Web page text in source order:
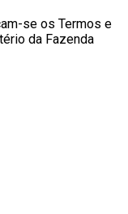
se os Termos e
da Fazenda